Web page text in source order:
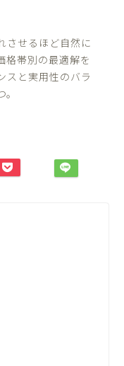
させるほど自然に
格帯別の最適解を
スと実用性のバラ